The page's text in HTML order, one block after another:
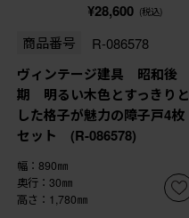
¥28,600 (税込)
商品番号 R-086578
ヴィンテージ建具 昭和後
期 明るい木色とすっきりと
した格子が魅力の障子戸4枚
セット (R-086578)
幅：890㎜
奥行：30㎜
高さ：1,780㎜